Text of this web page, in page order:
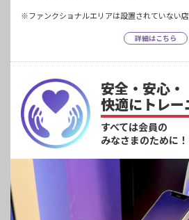
※ファンクショナルエリアは設置されていない店
詳細はこちら
安全・安心・
快適にトレー
すべては会員の
みなさまのために！